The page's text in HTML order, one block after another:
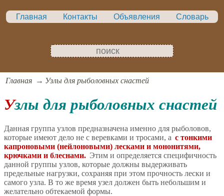
Главная Контакты Объявления Словарь
Главная Узлы для рыболовных снастей
Узлы для рыболовных снастей
Данная группа узлов предназначена именно для рыболовов,
которые имеют дело не с веревками и тросами, а с тонкими
капроновыми (нейлоновыми) лесками и мононитями,
крючками и блеснами. Этим и определяется специфичность
данной группы узлов, которые должны выдерживать
предельные нагрузки, сохраняя при этом прочность лески и
са­мого узла. В то же время узел должен быть небольшим и
желательно обтекаемой формы.